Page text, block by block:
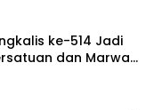
ke-514 Jadi
dan Marwah